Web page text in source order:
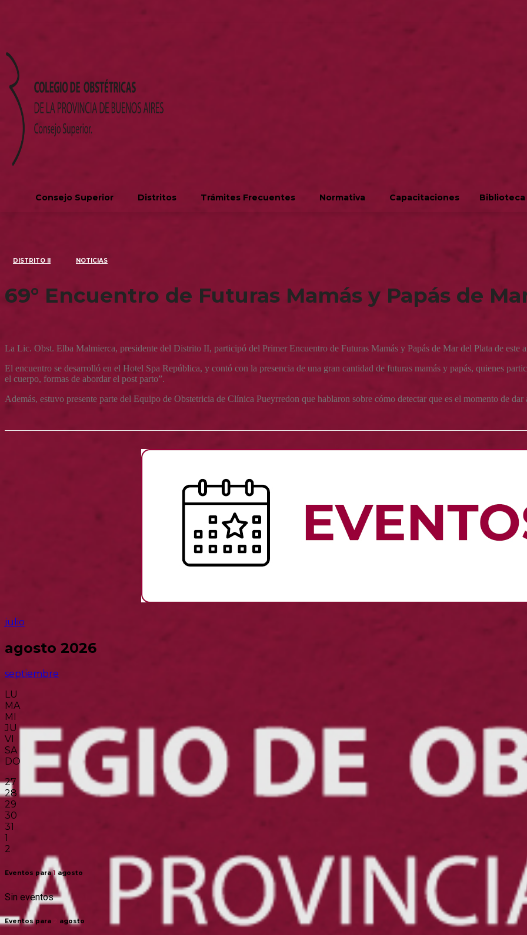
Consejo Superior Distritos Trámites Frecuentes Normativa Capacitaciones Biblioteca
DISTRITO II NOTICIAS
69° Encuentro de Futuras Mamás y Papás de
La Lic. Obst. Elba Malmierca, presidente del Distrito II, participó del Primer Encuentro de Futuras Mamás y Papás de Mar del Plata de este
El encuentro se desarrolló en el Hotel Spa República, y contó con la presencia de una gran cantidad de futuras mamás y papás, quienes
el cuerpo, formas de abordar el post parto”.
Además, estuvo presente parte del Equipo de Obstetricia de Clínica Pueyrredon que hablaron sobre cómo detectar que es el momento de dar
julio
agosto 2026
septiembre
LU
MA
MI
JU
VI
SA
DO
27
28
29
30
31
1
2
Eventos para1 agosto
Sin eventos
Eventos para agosto